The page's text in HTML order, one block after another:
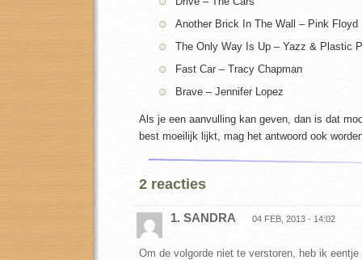
Another Brick In The Wall – Pink Floyd
The Only Way Is Up – Yazz & Plastic
Fast Car – Tracy Chapman
Brave – Jennifer Lopez
Als je een aanvulling kan geven, dan is dat
best moeilijk lijkt, mag het antwoord ook
2 reacties
1. SANDRA 04 FEB, 2013 - 14:02
Om de volgorde niet te verstoren, heb ik eentje